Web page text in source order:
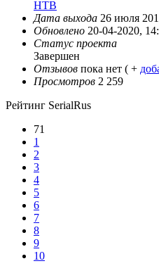
НТВ
Дата выхода 26 июля
Обновлено 20-04-2020,
Статус проекта
Завершен
Отзывов пока нет ( +
Просмотров 2 259
Рейтинг SerialRus
71
1
2
3
4
5
6
7
8
9
10